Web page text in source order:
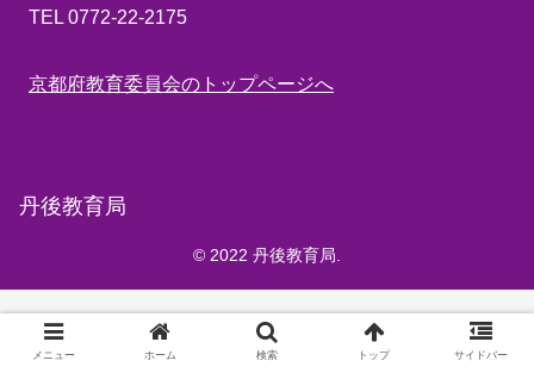
TEL 0772-22-2175
京都府教育委員会のトップページへ
丹後教育局
© 2022 丹後教育局.
メニュー ホーム 検索 トップ サイドバー